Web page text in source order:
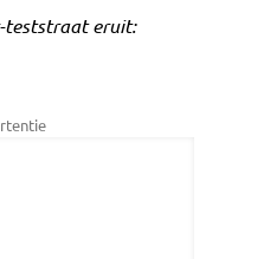
teststraat eruit: